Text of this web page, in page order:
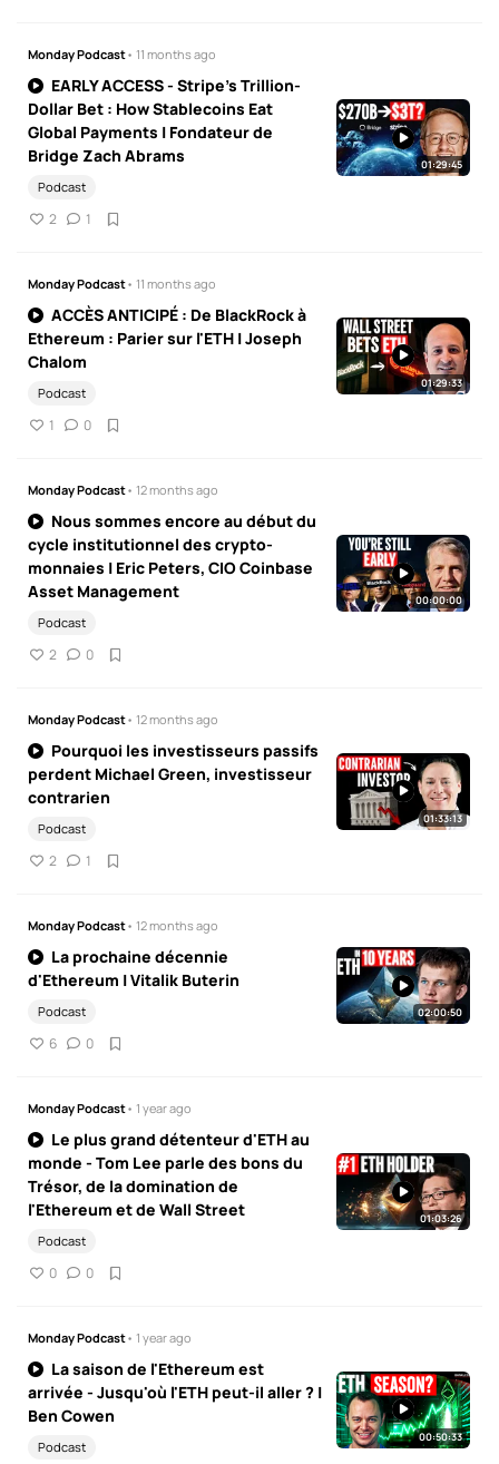
Monday Podcast• 11 months ago
EARLY ACCESS - Stripe's Trillion-
Dollar Bet : How Stablecoins Eat
Global Payments | Fondateur de
Bridge Zach Abrams
Podcast
2 1
01:29:45
Monday Podcast• 11 months ago
ACCÈS ANTICIPÉ : De BlackRock à
Ethereum : Parier sur l'ETH | Joseph
Chalom
Podcast
1 0
01:29:33
Monday Podcast• 12 months ago
Nous sommes encore au début du
cycle institutionnel des crypto-
monnaies | Eric Peters, CIO Coinbase
Asset Management
Podcast
2 0
00:00:00
Monday Podcast• 12 months ago
Pourquoi les investisseurs passifs
perdent Michael Green, investisseur
contrarien
Podcast
2 1
01:33:13
Monday Podcast• 12 months ago
La prochaine décennie
d'Ethereum | Vitalik Buterin
Podcast
6 0
02:00:50
Monday Podcast• 1 year ago
Le plus grand détenteur d'ETH au
monde - Tom Lee parle des bons du
Trésor, de la domination de
l'Ethereum et de Wall Street
Podcast
0 0
01:03:26
Monday Podcast• 1 year ago
La saison de l'Ethereum est
arrivée - Jusqu'où l'ETH peut-il aller ? |
Ben Cowen
Podcast
00:50:33